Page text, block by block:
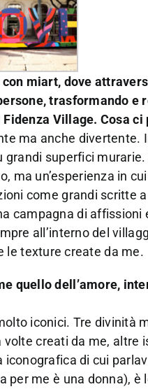
miart, dove
trasformando e
Fidenza Village. Cosa
ma anche
superfici
un’esperienza in
come grandi scritte
campagna di
all’interno del
le texture create da me.
quello dell’amore,
iconici. Tre divinità
creati da me, altre
di cui
me è una donna), è